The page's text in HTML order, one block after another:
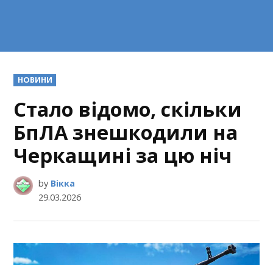
POSTED
IN
НОВИНИ
Стало відомо, скільки
БпЛА знешкодили на
Черкащині за цю ніч
by Вікка
29.03.2026